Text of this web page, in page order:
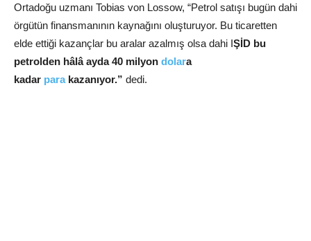
Ortadoğu uzmanı Tobias von Lossow, “Petrol satışı bugün dahi
örgütün finansmanının kaynağını oluşturuyor. Bu ticaretten
elde ettiği kazançlar bu aralar azalmış olsa dahi IŞİD bu
petrolden hâlâ ayda 40 milyon dolara
kadar parakazanıyor.” dedi.